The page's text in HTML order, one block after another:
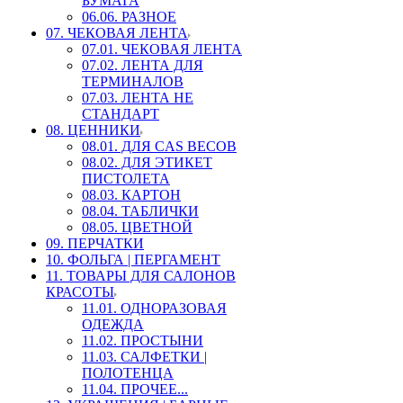
06.06. РАЗНОЕ
07. ЧЕКОВАЯ ЛЕНТА
07.01. ЧЕКОВАЯ ЛЕНТА
07.02. ЛЕНТА ДЛЯ
ТЕРМИНАЛОВ
07.03. ЛЕНТА НЕ
СТАНДАРТ
08. ЦЕННИКИ
08.01. ДЛЯ CAS ВЕСОВ
08.02. ДЛЯ ЭТИКЕТ
ПИСТОЛЕТА
08.03. КАРТОН
08.04. ТАБЛИЧКИ
08.05. ЦВЕТНОЙ
09. ПЕРЧАТКИ
10. ФОЛЬГА | ПЕРГАМЕНТ
11. ТОВАРЫ ДЛЯ САЛОНОВ
КРАСОТЫ
11.01. ОДНОРАЗОВАЯ
ОДЕЖДА
11.02. ПРОСТЫНИ
11.03. САЛФЕТКИ |
ПОЛОТЕНЦА
11.04. ПРОЧЕЕ...